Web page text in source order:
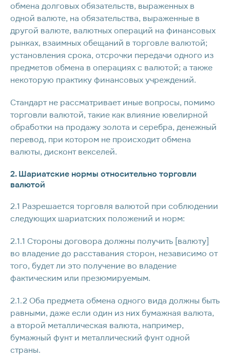
обмена долговых обязательств, выраженных в
одной валюте, на обязательства, выраженные в
другой валюте, валютных операций на финансовых
рынках, взаимных обещаний в торговле валютой;
установления срока, отсрочки передачи одного из
предметов обмена в операциях с валютой; а также
некоторую практику финансовых учреждений.
Стандарт не рассматривает иные вопросы, помимо
торговли валютой, такие как влияние ювелирной
обработки на продажу золота и серебра, денежный
перевод, при котором не происходит обмена
валюты, дисконт векселей.
2. Шариатские нормы относительно торговли
валютой
2.1 Разрешается торговля валютой при соблюдении
следующих шариатских положений и норм:
2.1.1 Стороны договора должны получить [валюту]
во владение до расставания сторон, независимо от
того, будет ли это получение во владение
фактическим или презюмируемым.
2.1.2 Оба предмета обмена одного вида должны быть
равными, даже если один из них бумажная валюта,
а второй металлическая валюта, например,
бумажный фунт и металлический фунт одной
страны.